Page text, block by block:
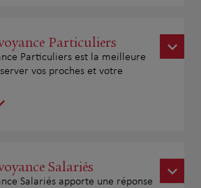
Particuliers
Particuliers est la meilleure
vos proches et votre
Salariés
Salariés apporte une réponse